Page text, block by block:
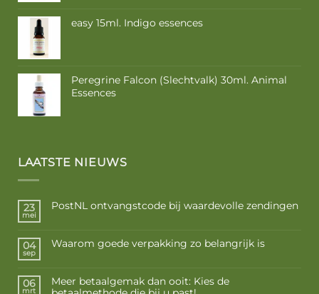
easy 15ml. Indigo essences
Peregrine Falcon (Slechtvalk) 30ml. Animal
Essences
LAATSTE NIEUWS
23
mei
PostNL ontvangstcode bij waardevolle zendingen
04
sep
Waarom goede verpakking zo belangrijk is
06
mrt
Meer betaalgemak dan ooit: Kies de